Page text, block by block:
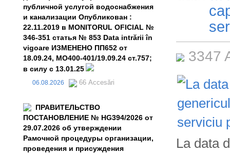
публичной услугой водоснабжения
и канализации Опубликован :
22.11.2019 в MONITORUL OFICIAL №
346-351 статья № 853 Data intrării în
vigoare ИЗМЕНЕНО ПП652 от
18.09.24, MO400-401/19.09.24 ст.757;
в силу с 13.01.25
06.08.2026 66 Accesări
ПРАВИТЕЛЬСТВО
ПОСТАНОВЛЕНИЕ № HG394/2026 от
29.07.2026 об утверждении
Рамочной процедуры организации,
проведения и присуждения
3347
La data